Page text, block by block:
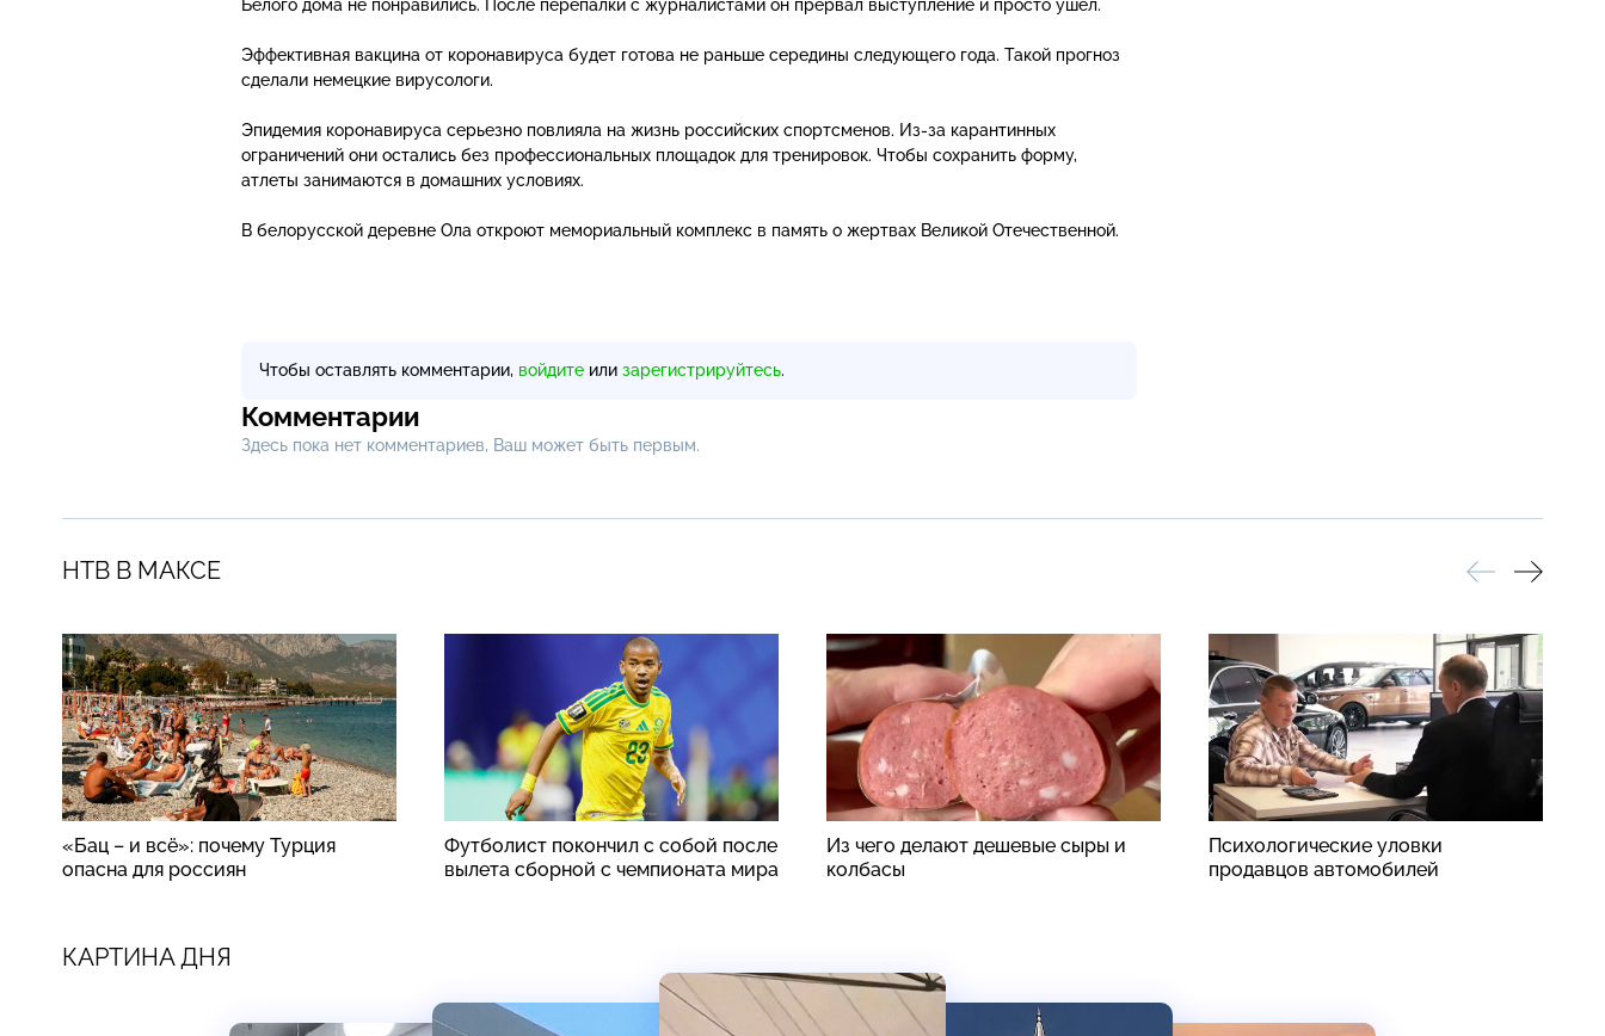
Белого дома не понравились. После перепалки с журналистами он прервал выступление и просто ушел.
Эффективная вакцина от коронавируса будет готова не раньше середины следующего года. Такой прогноз
сделали немецкие вирусологи.
Эпидемия коронавируса серьезно повлияла на жизнь российских спортсменов. Из-за карантинных
ограничений они остались без профессиональных площадок для тренировок. Чтобы сохранить форму,
атлеты занимаются в домашних условиях.
В белорусской деревне Ола откроют мемориальный комплекс в память о жертвах Великой Отечественной.
Чтобы оставлять комментарии, войдите или зарегистрируйтесь.
Комментарии
Здесь пока нет комментариев, Ваш может быть первым.
НТВ В МАКСЕ
«Бац – и всё»: почему Турция
опасна для россиян
Футболист покончил с собой после
вылета сборной с чемпионата мира
Из чего делают дешевые сыры и
колбасы
Психологические уловки
продавцов автомобилей
КАРТИНА ДНЯ